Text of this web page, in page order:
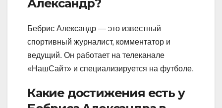
Александр?
Бебрис Александр — это известный
спортивный журналист, комментатор и
ведущий. Он работает на телеканале
«НашСайт» и специализируется на футболе.
Какие достижения есть у